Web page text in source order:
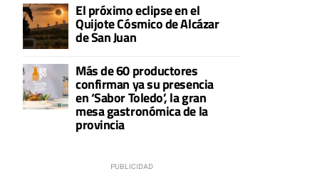
El próximo eclipse en el
Quijote Cósmico de Alcázar
de San Juan
Más de 60 productores
confirman ya su presencia
en ‘Sabor Toledo’, la gran
mesa gastronómica de la
provincia